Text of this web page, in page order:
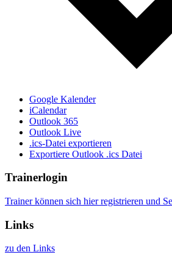
Google Kalender
iCalendar
Outlook 365
Outlook Live
.ics-Datei exportieren
Exportiere Outlook .ics Datei
Trainerlogin
Trainer können sich hier registrieren und
Links
zu den Links